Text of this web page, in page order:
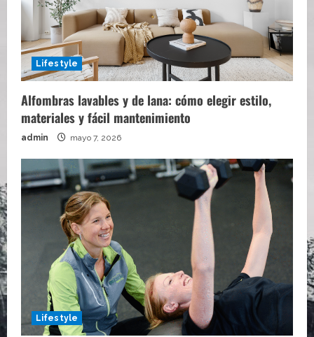
Lifestyle
Alfombras lavables y de lana: cómo elegir estilo,
materiales y fácil mantenimiento
admin mayo 7, 2026
Lifestyle